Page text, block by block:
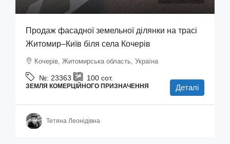
Продаж фасадної земельної ділянки на трасі
Житомир–Київ біля села Кочерів
Кочерів, Житомирська область, Україна
№: 23363 100 сот.
ЗЕМЛЯ КОМЕРЦІЙНОГО ПРИЗНАЧЕННЯ Деталі
Тетяна Леонідівна